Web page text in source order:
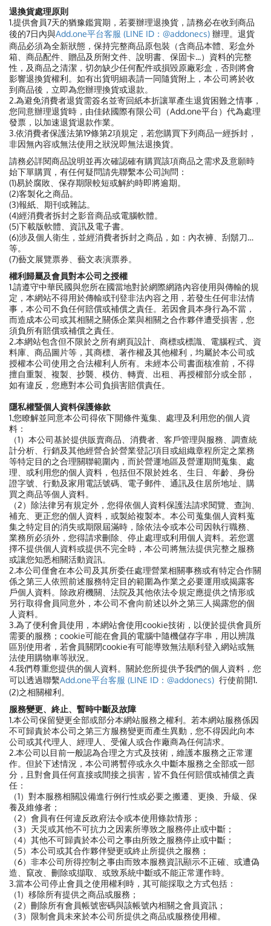
退換貨處理原則
1.提供會員7天的猶豫鑑賞期，若要辦理退換貨，請務必在收到商品
後的7日內與Add.one平台客服 (LINE ID：@addonecs) 辦理。退貨
商品必須為全新狀態，保持完整商品原包裝（含商品本體、彩盒外
箱、商品配件、贈品及所附文件、說明書、保固卡...）資料的完整
性，及商品之清潔，切勿缺少任何配件或損毀原廠彩盒，否則將會
影響退換貨權利。如有出貨明細表請一同隨貨附上，本公司將於收
到商品後，立即為您辦理換貨或退款。
2.為避免消費者退貨需簽名並寄回紙本折讓單產生退貨困難之情事，
您同意辦理退貨時，由佳銥國際有限公司（Add.one平台）代為處理
發票，以加速退貨退款作業。
3.依消費者保護法第19條第2項規定，若您購買下列商品一經拆封，
非因無內容或無法使用之狀況即無法退換貨。
請務必詳閱商品說明並再次確認確有購買該項商品之需求及意願時
始下單購買，有任何疑問請先聯繫本公司詢問：
(1)易於腐敗、保存期限較短或解約時即將逾期。
(2)客製化之商品。
(3)報紙、期刊或雜誌。
(4)經消費者拆封之影音商品或電腦軟體。
(5)下載版軟體、資訊及電子書。
(6)涉及個人衛生，並經消費者拆封之商品，如：內衣褲、刮鬍刀…
等。
(7)藝文展覽票券、藝文表演票券。
權利歸屬及會員對本公司之授權
1.請遵守中華民國與您所在國當地對於網際網路內容使用與傳輸的規
定，本網站不得用於傳輸或刊登非法內容之用，若發生任何非法情
事，本公司不負任何賠償或補償之責任。若因會員本身行為不當，
而造成本公司或其相關之關係企業與相關之合作夥伴遭受損害，您
須負所有賠償或補償之責任。
2.本網站包含但不限於之所有網頁設計、商標或標識、電腦程式、資
料庫、商品圖片等，其商標、著作權及其他權利，均屬於本公司或
授權本公司使用之合法權利人所有。未經本公司書面核准前，不得
擅自重製、複製、抄襲、模仿、轉賣、出租、再授權部分或全部，
如有違反，您應對本公司負損害賠償責任。
隱私權暨個人資料保護條款
1.您瞭解並同意本公司得依下開條件蒐集、處理及利用您的個人資
料：
（1）本公司基於提供販賣商品、消費者、客戶管理與服務、調查統
計分析、行銷及其他經營合於營業登記項目或組織章程所定之業務
等特定目的之合理關聯範圍內，而於營運地區及營運期間蒐集、處
理、或利用您的個人資料，包括但不限於姓名、生日、年齡、身份
證字號、行動及家用電話號碼、電子郵件、通訊及住居所地址、購
買之商品等個人資料。
（2）除法律另有規定外，您得依個人資料保護法請求閱覽、查詢、
補充、更正您的個人資料，或製給複製本。本公司蒐集個人資料蒐
集之特定目的消失或期限屆滿時，除依法令或本公司因執行職務、
業務所必須外，您得請求刪除、停止處理或利用個人資料。若您選
擇不提供個人資料或提供不完全時，本公司將無法提供完整之服務
或讓您知悉相關活動資訊。
2.本公司僅會在本公司及其所委任處理營業相關事務或有特定合作關
係之第三人依照前述服務特定目的範圍為作業之必要運用或揭露客
戶個人資料。除政府機關、法院及其他依法令規定應提供之情形或
另行取得會員同意外，本公司不會向前述以外之第三人揭露您的個
人資料。
3.為了便利會員使用，本網站會使用cookie技術，以便於提供會員所
需要的服務；cookie可能在會員的電腦中隨機儲存字串，用以辨識
區別使用者，若會員關閉cookie有可能導致無法順利登入網站或無
法使用購物車等狀況。
4.我們尊重您提供的個人資料。關於您所提供予我們的個人資料， 您
可以透過聯繫Add.one平台客服 (LINE ID：@addonecs) 行使前開1.
(2)之相關權利。
服務變更、終止、暫時中斷及故障
1.本公司保留變更全部或部分本網站服務之權利。若本網站服務係因
不可歸責於本公司之第三方服務變更而產生異動，您不得因此向本
公司或其代理人、經理人、受僱人或合作廠商為任何請求。
2.本公司以目前一般認為合理之方式及技術，維護本服務之正常運
作。但於下述情況，本公司將暫停或永久中斷本服務之全部或一部
分，且對會員任何直接或間接之損害，皆不負任何賠償或補償之責
任：
（1）對本服務相關設備進行例行性或必要之搬遷、更換、升級、保
養及維修者；
（2）會員有任何違反政府法令或本使用條款情形；
（3）天災或其他不可抗力之因素所導致之服務停止或中斷；
（4）其他不可歸責於本公司之事由所致之服務停止或中斷；
（5）本公司或其合作夥伴變更或終止所提供之服務；
（6）非本公司所得控制之事由而致本服務資訊顯示不正確、或遭偽
造、竄改、刪除或擷取、或致系統中斷或不能正常運作時。
3.當本公司停止會員之使用權利時，其可能採取之方式包括：
（1）移除所有提供之商品或服務；
（2）刪除所有會員帳號密碼與該帳號內相關之會員資訊；
（3）限制會員未來於本公司所提供之商品或服務使用權。